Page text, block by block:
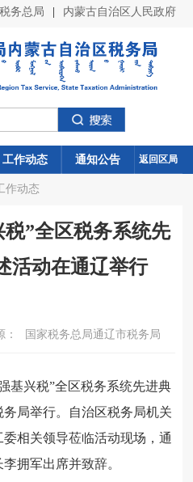
务总局 内蒙古自治区人民政府
工作动态 通知公告
工作动态 通知公告 返回区局
作动态
税”全区税务系统先
活动在通辽举行
：
国家税务总局通辽市税务局
基兴税”全区税务系统先进典
局举行。自治区税务局机关
相关领导莅临活动现场，通
拥军出席并致辞。